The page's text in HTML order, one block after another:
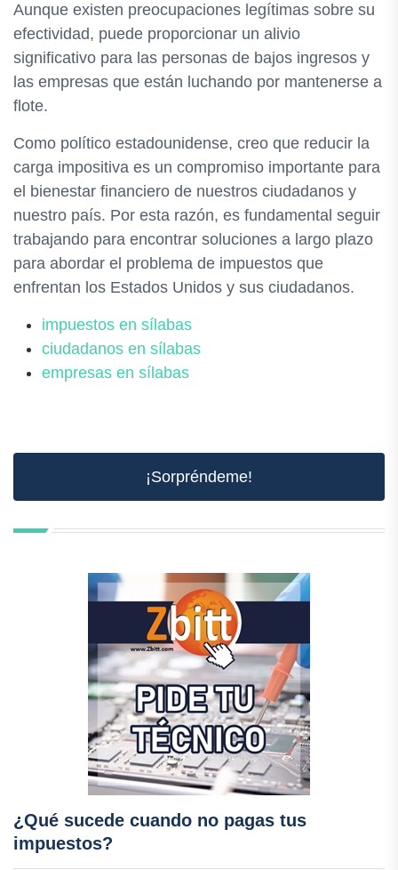
Aunque existen preocupaciones legítimas sobre su
efectividad, puede proporcionar un alivio
significativo para las personas de bajos ingresos y
las empresas que están luchando por mantenerse a
flote.
Como político estadounidense, creo que reducir la
carga impositiva es un compromiso importante para
el bienestar financiero de nuestros ciudadanos y
nuestro país. Por esta razón, es fundamental seguir
trabajando para encontrar soluciones a largo plazo
para abordar el problema de impuestos que
enfrentan los Estados Unidos y sus ciudadanos.
impuestos en sílabas
ciudadanos en sílabas
empresas en sílabas
¡Sorpréndeme!
¿Qué sucede cuando no pagas tus
impuestos?